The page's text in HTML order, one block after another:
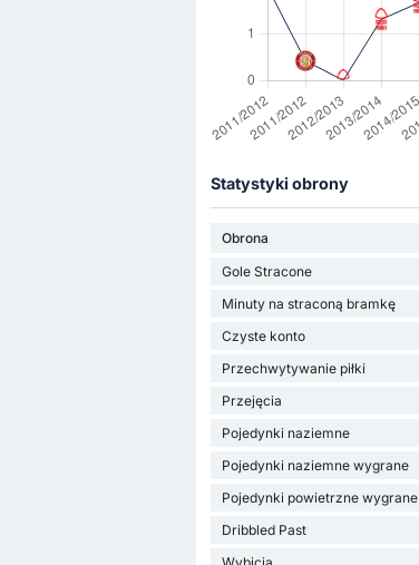
Statystyki obrony
Obrona
Gole Stracone
Minuty na straconą bramkę
Czyste konto
Przechwytywanie piłki
Przejęcia
Pojedynki naziemne
Pojedynki naziemne wygrane
Pojedynki powietrzne wygrane
Dribbled Past